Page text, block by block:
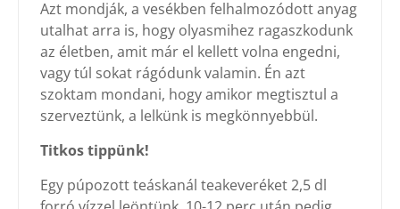
Azt mondják, a vesékben felhalmozódott anyag
utalhat arra is, hogy olyasmihez ragaszkodunk
az életben, amit már el kellett volna engedni,
vagy túl sokat rágódunk valamin. Én azt
szoktam mondani, hogy amikor megtisztul a
szerveztünk, a lelkünk is megkönnyebbül.
Titkos tippünk!
Egy púpozott teáskanál teakeveréket 2,5 dl